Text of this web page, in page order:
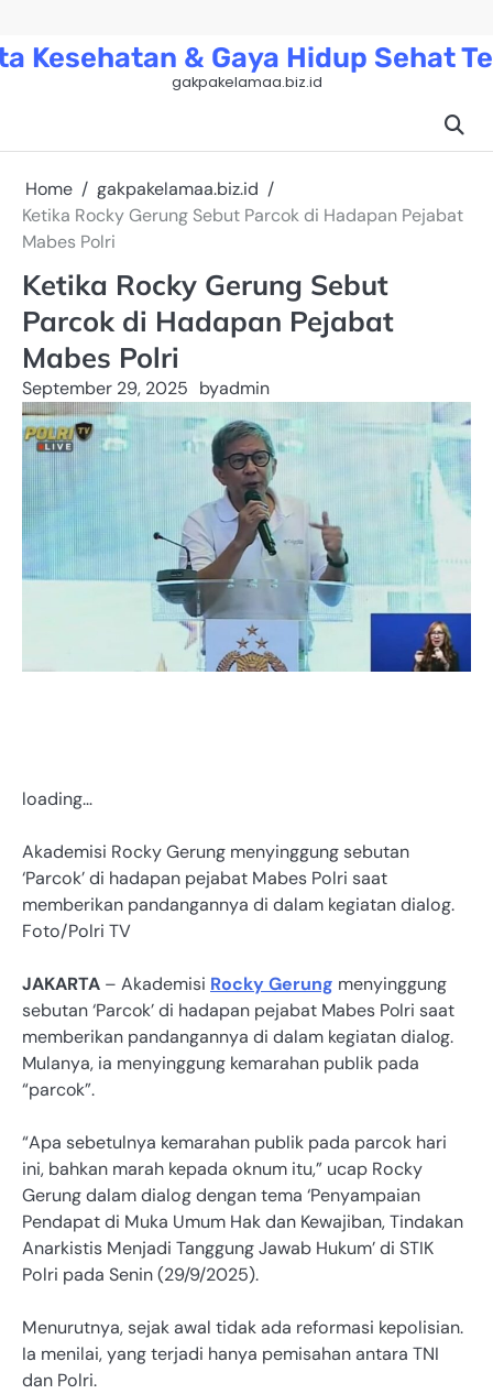
content
Kesehatan & Gaya Hidup Sehat
gakpakelamaa.biz.id
Home
gakpakelamaa.biz.id
Ketika Rocky Gerung Sebut Parcok di Hadapan Pejabat
Mabes Polri
Ketika Rocky Gerung Sebut
Parcok di Hadapan Pejabat
Mabes Polri
September 29, 2025 byadmin
loading…
Akademisi Rocky Gerung menyinggung sebutan
‘Parcok’ di hadapan pejabat Mabes Polri saat
memberikan pandangannya di dalam kegiatan dialog.
Foto/Polri TV
JAKARTA – Akademisi Rocky Gerung menyinggung
sebutan ‘Parcok’ di hadapan pejabat Mabes Polri saat
memberikan pandangannya di dalam kegiatan dialog.
Mulanya, ia menyinggung kemarahan publik pada
“parcok”.
“Apa sebetulnya kemarahan publik pada parcok hari
ini, bahkan marah kepada oknum itu,” ucap Rocky
Gerung dalam dialog dengan tema ‘Penyampaian
Pendapat di Muka Umum Hak dan Kewajiban, Tindakan
Anarkistis Menjadi Tanggung Jawab Hukum’ di STIK
Polri pada Senin (29/9/2025).
Menurutnya, sejak awal tidak ada reformasi kepolisian.
Ia menilai, yang terjadi hanya pemisahan antara TNI
dan Polri.